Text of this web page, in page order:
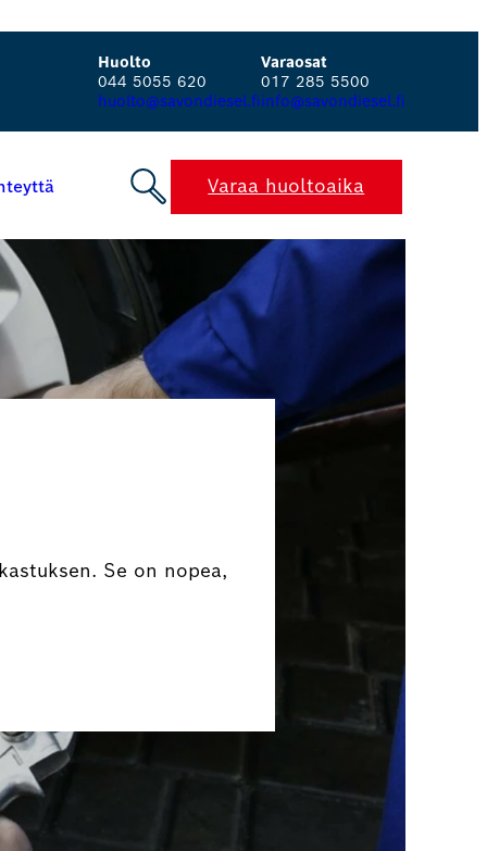
Huolto
044 5055 620
huolto@savondiesel.fi
Varaosat
017 285 5500
info@savondiesel.fi
Varaa huoltoaika
Se on nopea,